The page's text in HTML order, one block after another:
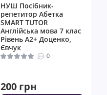
НУШ Посібник-
репетитор Абетка
SMART TUTOR
Англійська мова 7 клас
Рівень А2+ Доценко,
Євчук
0
200 грн